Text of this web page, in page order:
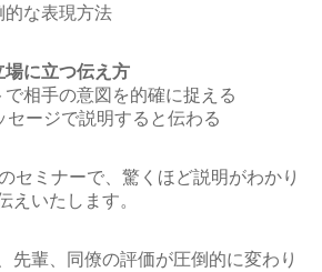
的な表現方法
場に立つ伝え方
相手の意図を的確に捉える
セージで説明すると伝わる
セミナーで、驚くほど説明がわかり
えいたします。
先輩、同僚の評価が圧倒的に変わり